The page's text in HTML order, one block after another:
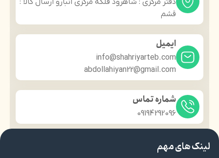
قشم
ایمیل
info@shahriyarteb.com
abdollahiyan22@gmail.com
شماره تماس
09194292096
لینک های مهم